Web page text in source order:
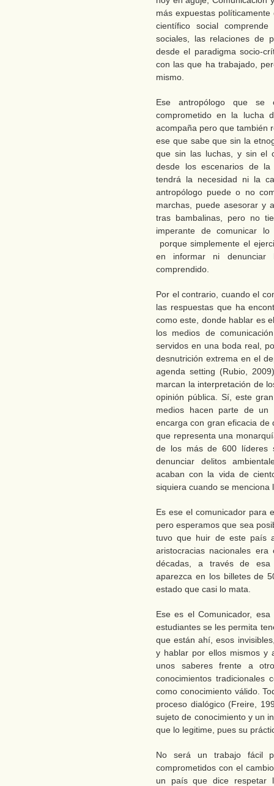
más expuestas
científico social
sociales, las relaciones de
desde el paradigma socio-
con las que ha trabajado,
mismo.
Ese antropólogo que
comprometido en la lucha
acompaña pero que también
ese que sabe que sin la
que sin las luchas, y sin el
desde los escenarios de la
tendrá la necesidad ni la
antropólogo puede o no
marchas, puede asesorar y
tras bambalinas, pero no
imperante de comunicar
porque simplemente el
en informar ni denunciar
comprendido.
Por el contrario, cuando el
las respuestas que ha
como este, donde hablar es
los medios de
servidos en una boda real,
desnutrición extrema en el
agenda setting (Rubio,
marcan la interpretación de
opinión pública. Sí, este
medios hacen parte de un
encarga con gran eficacia
que representa una
de los más de 600 líderes
denunciar delitos
acaban con la vida de
siquiera cuando se menciona
Es ese el comunicador para
pero esperamos que sea
tuvo que huir de este país
aristocracias nacionales
décadas, a través de esa
aparezca en los billetes de
estado que casi lo mata.
Ese es el Comunicador,
estudiantes se les permita
que están ahí, esos
y hablar por ellos mismos y
unos saberes frente a
conocimientos tradicionales
como conocimiento válido.
proceso dialógico (Freire,
sujeto de conocimiento y un
que lo legitime, pues su
No será un trabajo fácil
comprometidos con el
un país que dice respetar